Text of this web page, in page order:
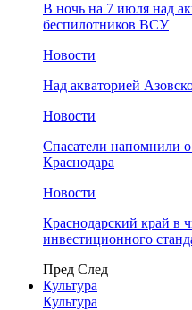
В ночь на 7 июля над
беспилотников ВСУ
Новости
Над акваторией
Новости
Спасатели напомнили
Краснодара
Новости
Краснодарский край в
инвестиционного
Пред След
Культура
Культура